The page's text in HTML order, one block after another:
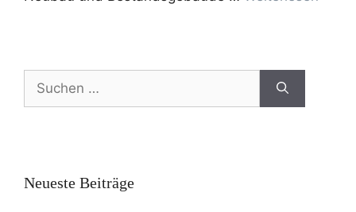
Neueste Beiträge